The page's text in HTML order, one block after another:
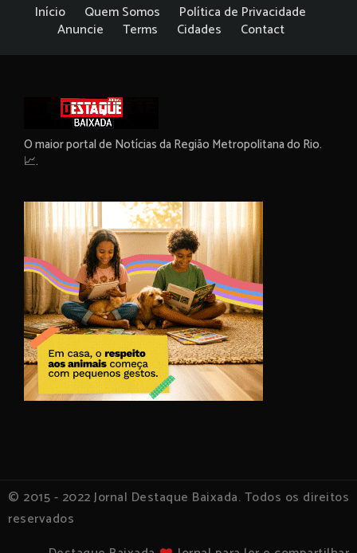
Início Quem Somos
Política de Privacidade
Anuncie
Terms Cidades Contact
O maior portal de Notícias da Região Metropolitana do Rio.
📈.
© 2015 - 2022 Jornal Destaque Baixada. Todos os direitos
reservados